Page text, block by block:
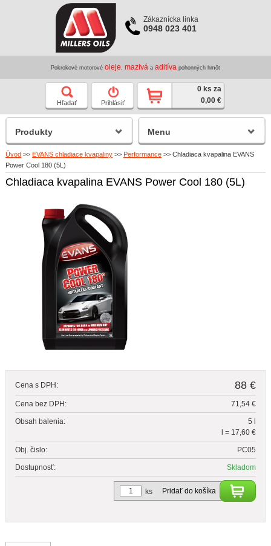
Zákaznícka linka
0948 023 401
Pokrokové motorové oleje mazivá a aditíva pohonných hmôt
Hľadať Prihlásiť
0 ks za
0,00 €
Úvod >> EVANS chladiace kvapaliny >> Performance >> Chladiaca kvapalina EVANS
Power Cool 180 (5L)
Chladiaca kvapalina EVANS Power Cool 180 (5L)
Cena s DPH: 88 €
Cena bez DPH: 71,54 €
Obsah balenia:
5 l
l = 17,60 €
Obj. čislo: PC05
Dostupnosť: Skladom
Pridať do košíka
ks
Produkty Menu